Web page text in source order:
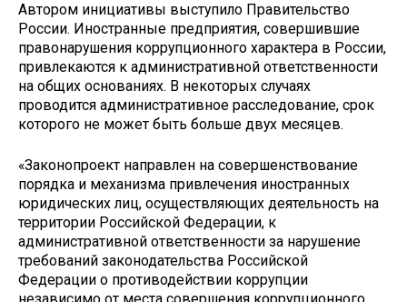
Автором инициативы выступило Правительство
России. Иностранные предприятия, совершившие
правонарушения коррупционного характера в России,
привлекаются к административной ответственности
на общих основаниях. В некоторых случаях
проводится административное расследование, срок
которого не может быть больше двух месяцев.
«Законопроект направлен на совершенствование
порядка и механизма привлечения иностранных
юридических лиц, осуществляющих деятельность на
территории Российской Федерации, к
административной ответственности за нарушение
требований законодательства Российской
Федерации о противодействии коррупции